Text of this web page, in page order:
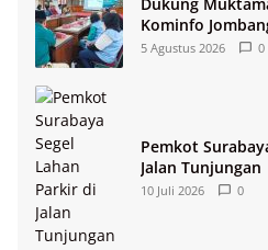
Dukung
Kominfo
Medis Digital
5 Agustus 2026 0
Pemkot
Jalan Tunjungan
10 Juli 2026 0